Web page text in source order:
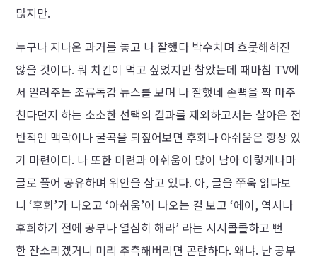
많지만.
누구나 지나온 과거를 놓고 나 잘했다 박수치며 흐뭇해하진
않을 것이다. 뭐 치킨이 먹고 싶었지만 참았는데 때마침 TV에
서 알려주는 조류독감 뉴스를 보며 나 잘했네 손뼉을 짝 마주
친다던지 하는 소소한 선택의 결과를 제외하고서는 살아온 전
반적인 맥락이나 굴곡을 되짚어보면 후회나 아쉬움은 항상 있
기 마련이다. 나 또한 미련과 아쉬움이 많이 남아 이렇게나마
글로 풀어 공유하며 위안을 삼고 있다. 아, 글을 쭈욱 읽다보
니 ‘후회’가 나오고 ‘아쉬움’이 나오는 걸 보고 ‘에이, 역시나
후회하기 전에 공부나 열심히 해라’ 라는 시시콜콜하고 뻔
한 잔소리겠거니 미리 추측해버리면 곤란하다. 왜냐. 난 공부